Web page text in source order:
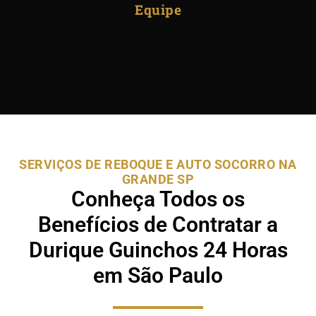
Equipe
SERVIÇOS DE REBOQUE E AUTO SOCORRO NA
GRANDE SP
Conheça Todos os
Benefícios de Contratar a
Durique Guinchos 24 Horas
em São Paulo